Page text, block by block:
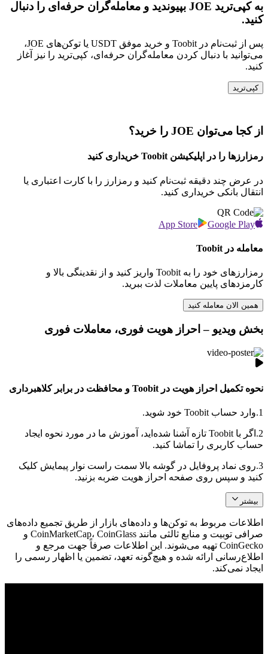
به کپی‌ترید JOE بپیوندید و معامله‌گران حرفه‌ای را دنبال
کنید.
پس از ثبت‌نام در Toobit و خرید موفق USDT یا توکن‌های JOE،
می‌توانید با دنبال کردن معامله‌گران حرفه‌ای، کپی‌ترید را نیز آغاز
کنید.
کپی‌ترید
از کجا می‌توان JOE را خرید؟
رمزارزها را در اپلیکیشن Toobit خریداری کنید
در عرض چند دقیقه ثبت‌نام کنید و رمزارز را با کارت اعتباری یا
انتقال بانکی خریداری کنید.
App Store Google Play
معامله در Toobit
رمزارزهای خود را به Toobit واریز کنید و از نقدینگی بالا و
کارمزدهای پایین معاملات لذت ببرید.
همین الان معامله کنید
بخش ویدیو – احراز هویت فوری، معاملات فوری
نحوه تکمیل احراز هویت در Toobit و محافظت در برابر کلاهبرداری
1. وارد حساب Toobit خود شوید.
2.
اگر با Toobit تازه آشنا شده‌اید، آموزش ما در مورد نحوه ایجاد
حساب کاربری را تماشا کنید.
3. روی نماد پروفایل در گوشه بالا سمت راست نوار پیمایش کلیک
کنید و سپس روی صفحه احراز هویت ضربه بزنید.
بیشتر
اطلاعات مربوط به توکن‌ها و داده‌های بازار از طریق تجمیع داده‌های
صرافی توبیت و منابع ثالثی مانند CoinMarketCap، CoinGlass و
CoinGecko تهیه می‌شوند. این اطلاعات صرفاً جهت مرجع و
اطلاع‌رسانی ارائه شده و هیچ‌گونه تعهد، تضمین یا اظهار رسمی را
ایجاد نمی‌کند.